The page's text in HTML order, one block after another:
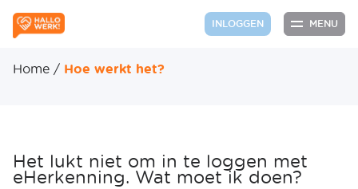
INLOGGEN MENU
Home / Hoe werkt het?
Het lukt niet om in te loggen met
eHerkenning. Wat moet ik doen?